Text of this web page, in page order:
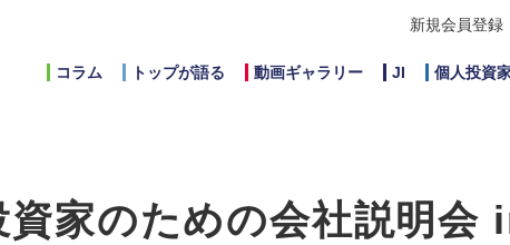
新規会員登録
コラム トップが語る 動画ギャラリー JI 個人投資
家のための会社説明会